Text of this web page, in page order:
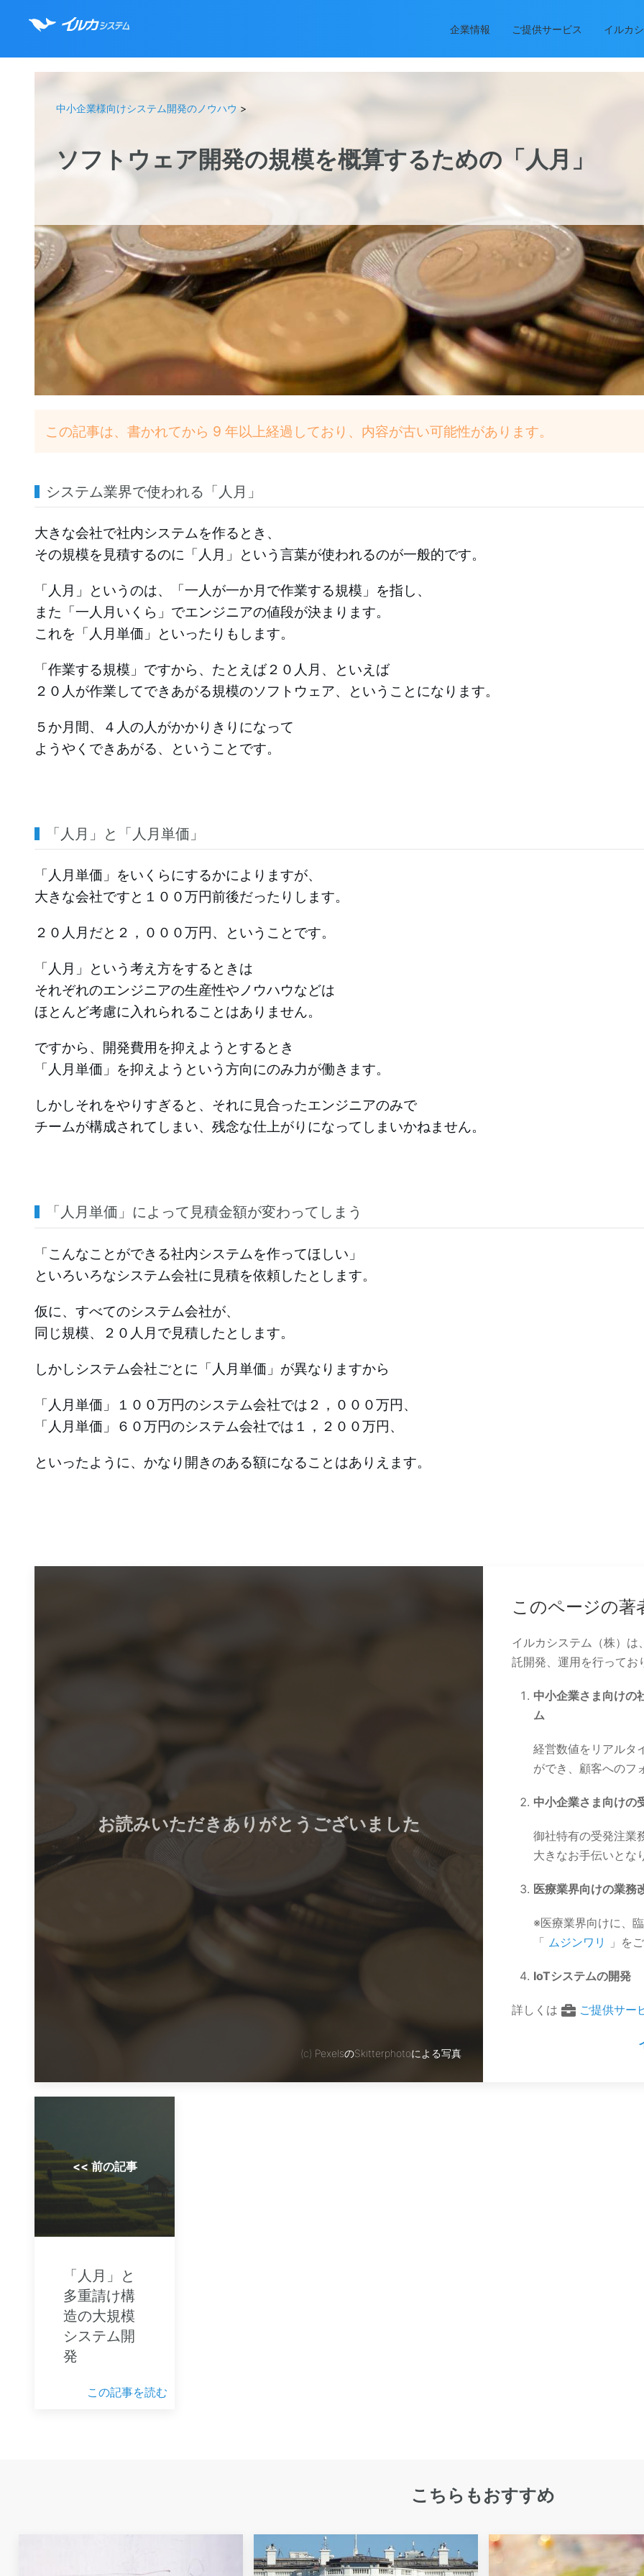
企業情報 ご提供サービス イルカ
中小企業様向けシステム開発のノウハウ >
ソフトウェア開発の規模を概算するための「人月」
この記事は、書かれてから 9 年以上経過しており、内容が古い可能性があります。
システム業界で使われる「人月」
大きな会社で社内システムを作るとき、
その規模を見積するのに「人月」という言葉が使われるのが一般的です。
「人月」というのは、「一人が一か月で作業する規模」を指し、
また「一人月いくら」でエンジニアの値段が決まります。
これを「人月単価」といったりもします。
「作業する規模」ですから、たとえば２０人月、といえば
２０人が作業してできあがる規模のソフトウェア、ということになります。
５か月間、４人の人がかかりきりになって
ようやくできあがる、ということです。
「人月」と「人月単価」
「人月単価」をいくらにするかによりますが、
大きな会社ですと１００万円前後だったりします。
２０人月だと２，０００万円、ということです。
「人月」という考え方をするときは
それぞれのエンジニアの生産性やノウハウなどは
ほとんど考慮に入れられることはありません。
ですから、開発費用を抑えようとするとき
「人月単価」を抑えようという方向にのみ力が働きます。
しかしそれをやりすぎると、それに見合ったエンジニアのみで
チームが構成されてしまい、残念な仕上がりになってしまいかねません。
「人月単価」によって見積金額が変わってしまう
「こんなことができる社内システムを作ってほしい」
といろいろなシステム会社に見積を依頼したとします。
仮に、すべてのシステム会社が、
同じ規模、２０人月で見積したとします。
しかしシステム会社ごとに「人月単価」が異なりますから
「人月単価」１００万円のシステム会社では２，０００万円、
「人月単価」６０万円のシステム会社では１，２００万円、
といったように、かなり開きのある額になることはありえます。
このページの著
イルカシステム（株）
託開発、運用を行ってお
中小企業さま向けの
ム
経営数値をリアルタ
ができ、顧客へのフ
中小企業さま向けの
御社特有の受発注業
大きなお手伝いとな
医療業界向けの業務
※医療業界向けに、
「 ムジンワリ 」を
IoTシステムの開発
詳しくは ご提供サー
お読みいただきありがとうございました
(c) PexelsのSkitterphotoによる写真
<< 前の記事
「人月」と
多重請け構
造の大規模
システム開
発
この記事を読む
こちらもおすすめ